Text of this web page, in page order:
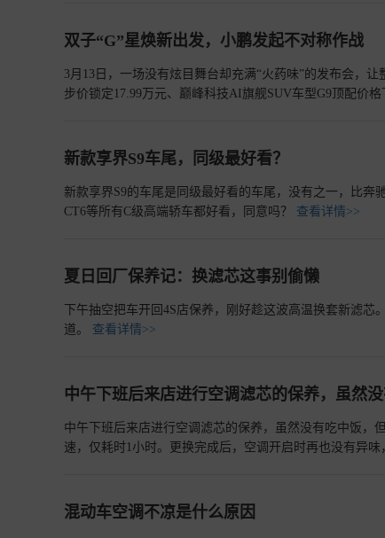
双子“G”星焕新出发，小鹏发起不对称作战
3月13日，一场没有炫目舞台却充满“火药味”的发布会，
步价锁定17.99万元、巅峰科技AI旗舰SUV车型G9顶配价
新款享界S9车尾，同级最好看？
新款享界S9的车尾是同级最好看的车尾，没有之一，比奔
CT6等所有C级高端轿车都好看，同意吗？ 查看详情>>
夏日回厂保养记：换滤芯这事别偷懒
下午抽空把车开回4S店保养，刚好趁这波高温换套新滤
道。 查看详情>>
中午下班后来店进行空调滤芯的保养，虽然
中午下班后来店进行空调滤芯的保养，虽然没有吃中饭，
速，仅耗时1小时。更换完成后，空调开启时再也没有异
混动车空调不凉是什么原因